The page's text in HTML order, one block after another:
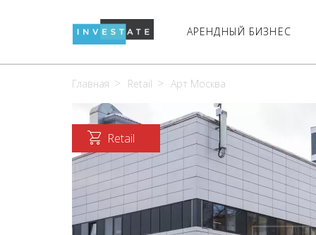
АРЕНДНЫЙ БИЗНЕС
Главная Retail Арт Москва
Retail